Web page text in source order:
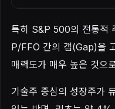
특히 S&P 500의 전통적
P/FFO 간의 갭(Gap)을
매력도가 매우 높은 것으
기술주 중심의 성장주가